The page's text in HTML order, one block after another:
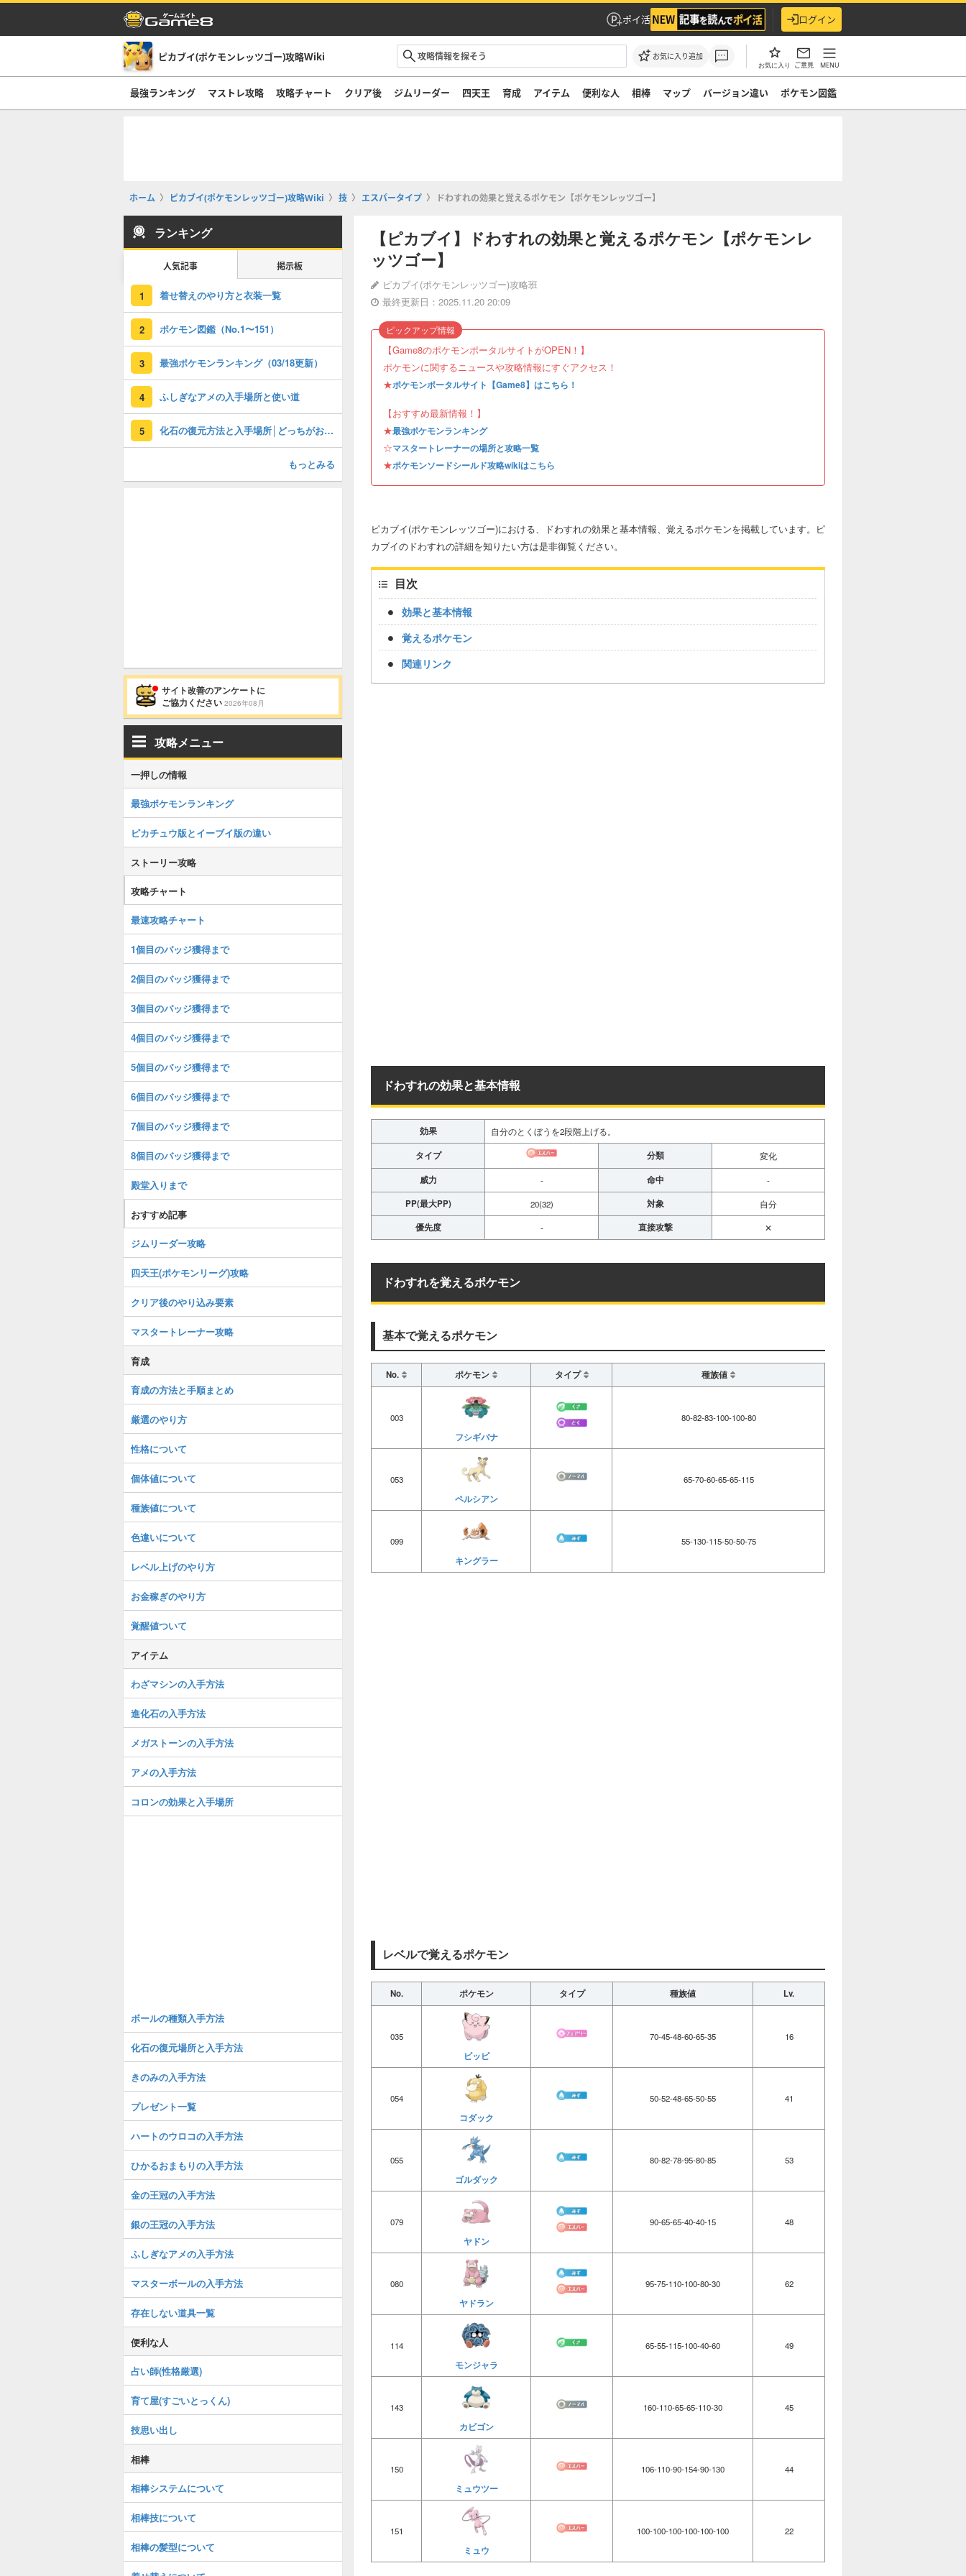
ポイ活 ログイン
ピカブイ(ポケモンレッツゴー)攻略Wiki お気に入り追加
お気に入り ご意見 MENU
最強ランキング マストレ攻略 攻略チャート クリア後 ジムリーダー 四天王 育成 アイテム 便利な人 相棒 マップ バージョン違い ポケモン図鑑
ホーム ピカブイ(ポケモンレッツゴー)攻略Wiki 技 エスパータイプ ドわすれの効果と覚えるポケモン【ポケモンレッツゴー】
【ピカブイ】ドわすれの効果と覚えるポケモン【ポケモンレ
ッツゴー】
ピカブイ(ポケモンレッツゴー)攻略班
最終更新日：2025.11.20 20:09
【Game8のポケモンポータルサイトがOPEN！】
ポケモンに関するニュースや攻略情報にすぐアクセス！
★ポケモンポータルサイト【Game8】はこちら！
【おすすめ最新情報！】
★最強ポケモンランキング
☆マスタートレーナーの場所と攻略一覧
★ポケモンソードシールド攻略wikiはこちら
ピックアップ情報
ピカブイ(ポケモンレッツゴー)における、ドわすれの効果と基本情報、覚えるポケモンを掲載しています。ピ
カブイのドわすれの詳細を知りたい方は是非御覧ください。
目次
効果と基本情報
覚えるポケモン
関連リンク
ドわすれの効果と基本情報
効果 自分のとくぼうを2段階上げる。
タイプ 分類 変化
威力 - 命中 -
PP(最大PP) 20(32) 対象 自分
優先度 - 直接攻撃 ✕
ドわすれを覚えるポケモン
基本で覚えるポケモン
No. ポケモン タイプ 種族値
003
フシギバナ
80-82-83-100-100-80
053
ペルシアン
65-70-60-65-65-115
099
キングラー
55-130-115-50-50-75
レベルで覚えるポケモン
No. ポケモン タイプ 種族値 Lv.
035
ピッピ
70-45-48-60-65-35 16
054
コダック
50-52-48-65-50-55 41
055
ゴルダック
80-82-78-95-80-85 53
079
ヤドン
90-65-65-40-40-15 48
080
ヤドラン
95-75-110-100-80-30 62
114
モンジャラ
65-55-115-100-40-60 49
143
カビゴン
160-110-65-65-110-30 45
150
ミュウツー
106-110-90-154-90-130 44
151
ミュウ
100-100-100-100-100-100 22
ランキング
人気記事 掲示板
1 着せ替えのやり方と衣装一覧
2 ポケモン図鑑（No.1〜151）
3 最強ポケモンランキング（03/18更新）
4 ふしぎなアメの入手場所と使い道
5 化石の復元方法と入手場所│どっちがおすすめ？
もっとみる
サイト改善のアンケートに
ご協力ください 2026年08月
攻略メニュー
一押しの情報
最強ポケモンランキング
ピカチュウ版とイーブイ版の違い
ストーリー攻略
攻略チャート
最速攻略チャート
1個目のバッジ獲得まで
2個目のバッジ獲得まで
3個目のバッジ獲得まで
4個目のバッジ獲得まで
5個目のバッジ獲得まで
6個目のバッジ獲得まで
7個目のバッジ獲得まで
8個目のバッジ獲得まで
殿堂入りまで
おすすめ記事
ジムリーダー攻略
四天王(ポケモンリーグ)攻略
クリア後のやり込み要素
マスタートレーナー攻略
育成
育成の方法と手順まとめ
厳選のやり方
性格について
個体値について
種族値について
色違いについて
レベル上げのやり方
お金稼ぎのやり方
覚醒値ついて
アイテム
わざマシンの入手方法
進化石の入手方法
メガストーンの入手方法
アメの入手方法
コロンの効果と入手場所
ボールの種類入手方法
化石の復元場所と入手方法
きのみの入手方法
プレゼント一覧
ハートのウロコの入手方法
ひかるおまもりの入手方法
金の王冠の入手方法
銀の王冠の入手方法
ふしぎなアメの入手方法
マスターボールの入手方法
存在しない道具一覧
便利な人
占い師(性格厳選)
育て屋(すごいとっくん)
技思い出し
相棒
相棒システムについて
相棒技について
相棒の髪型について